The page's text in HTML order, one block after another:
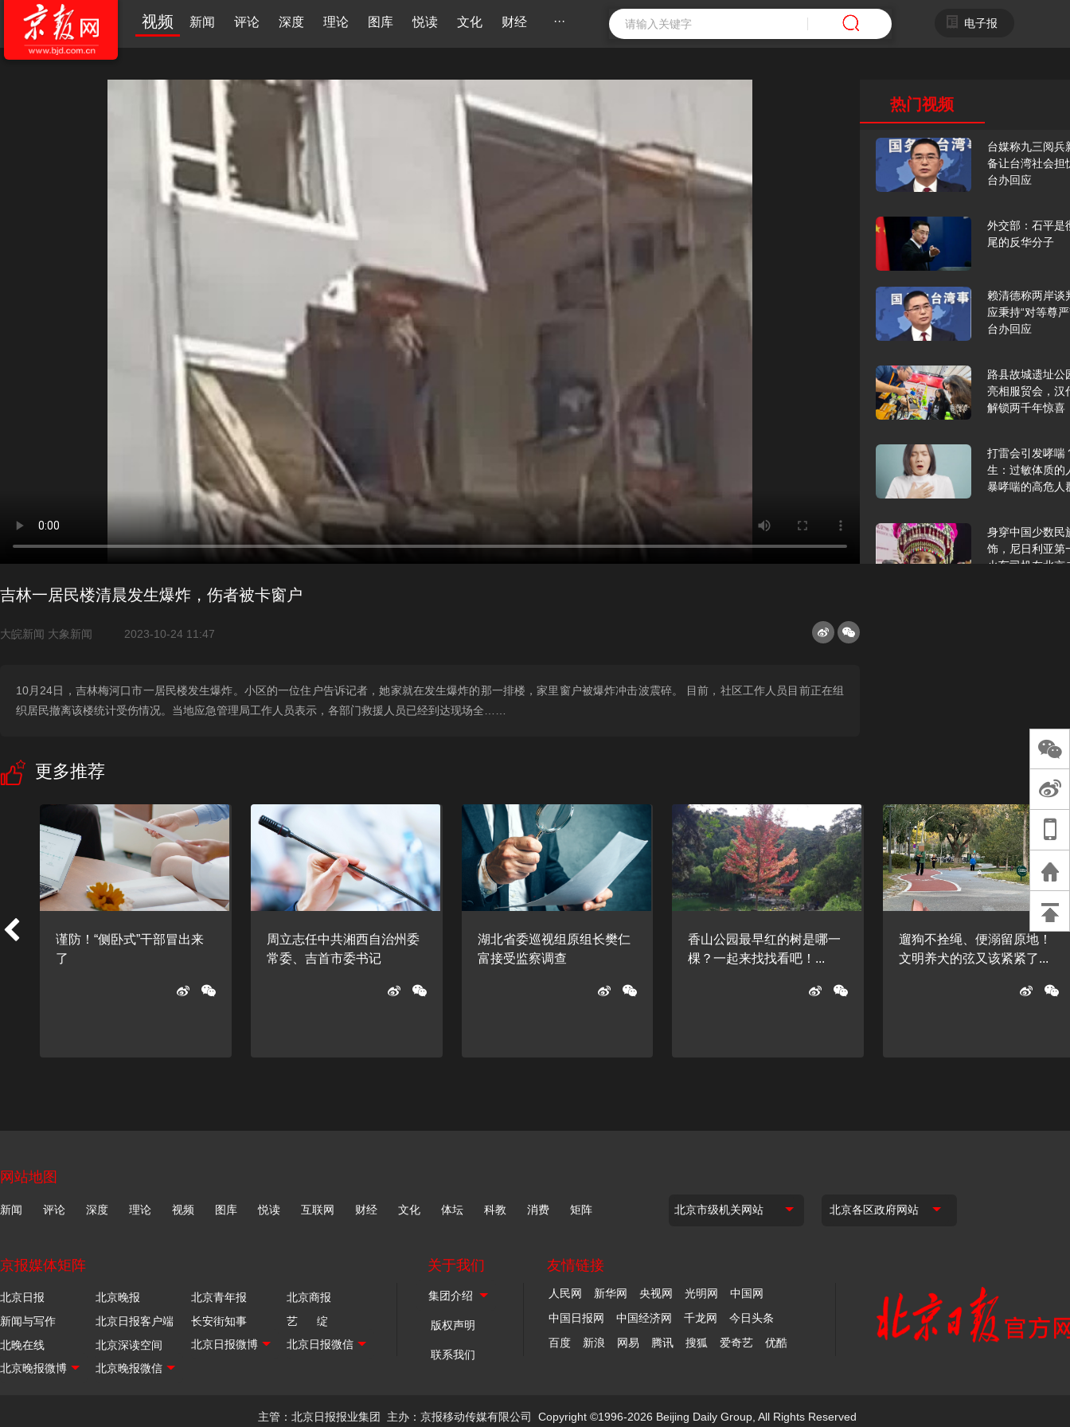
视频 新闻 评论 深度 理论 图库 悦读 文化 财经 ··· 电子报
热门视频
台媒称九三阅兵
备让台湾社会担
台办回应
外交部：石平是
尾的反华分子
赖清德称两岸谈
应秉持“对等尊
台办回应
路县故城遗址公
亮相服贸会，汉
解锁两千年惊喜
打雷会引发哮喘
生：过敏体质的
暴哮喘的高危人
身穿中国少数民
饰，尼日利亚第
火车司机在北京
谈过去 谈谈未来
天桥艺术中心一
演出，国际项目
重庆一高校学生
死，官方通报：
刑案，网传遗体
等信息不实
吉林一居民楼清晨发生爆炸，伤者被卡窗户
大皖新闻 大象新闻 2023-10-24 11:47
10月24日，吉林梅河口市一居民楼发生爆炸。小区的一位住户告诉记者，她家就在发生爆炸的那一排楼，家里窗户被爆炸冲击波震碎。 目前，社区工作人员目前正在组
织居民撤离该楼统计受伤情况。当地应急管理局工作人员表示，各部门救援人员已经到达现场全……
更多推荐
谨防！“侧卧式”干部冒出来
了
周立志任中共湘西自治州委
常委、吉首市委书记
湖北省委巡视组原组长樊仁
富接受监察调查
香山公园最早红的树是哪一
棵？一起来找找看吧！...
遛狗不拴绳、便溺留原地！
文明养犬的弦又该紧紧了...
网站地图
新闻 评论 深度 理论 视频 图库 悦读 互联网 财经 文化 体坛 科教 消费 矩阵
京报媒体矩阵
北京日报 北京晚报 北京青年报
北京商报
新闻与写作
北京日报客户端 长安街知事
艺 绽
北晚在线
北京深读空间
关于我们
版权声明
联系我们
友情链接
人民网 新华网 央视网 光明网
中国网
中国日报网
中国经济网 千龙网
今日头条
百度
新浪 网易 腾讯 搜狐 爱奇艺 优酷
主管：北京日报报业集团 主办：京报移动传媒有限公司 Copyright ©1996-2026 Beijing Daily Group, All Rights Reserved